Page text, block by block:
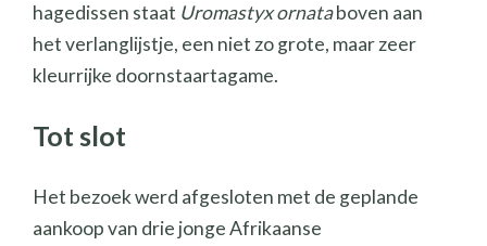
hagedissen staat Uromastyx ornataboven aan
het verlanglijstje, een niet zo grote, maar zeer
kleurrijke doornstaartagame.
Tot slot
Het bezoek werd afgesloten met de geplande
aankoop van drie jonge Afrikaanse